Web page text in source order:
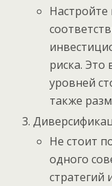
риска. Это
уровней
также
Не стоит
одного
стратегий